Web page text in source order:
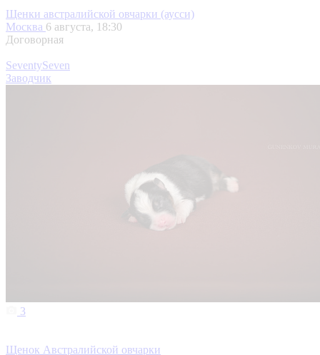
Щенки австралийской овчарки (аусси)
Москва 6 августа, 18:30
Договорная
SeventySeven
Заводчик
3
Щенок Австралийской овчарки